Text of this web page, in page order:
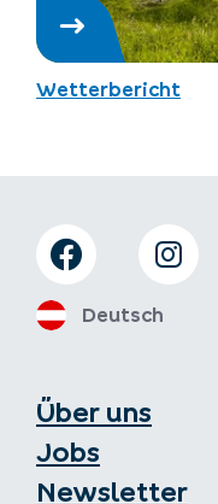
Wetterbericht
Über uns
Jobs
Newsletter
Deutsch